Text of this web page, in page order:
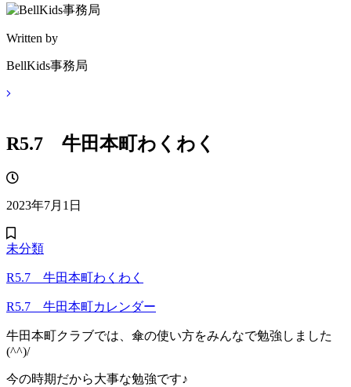
Written by
BellKids事務局
R5.7 牛田本町わくわく
2023年7月1日
未分類
R5.7 牛田本町わくわく
R5.7 牛田本町カレンダー
牛田本町クラブでは、傘の使い方をみんなで勉強しました
(^^)/
今の時期だから大事な勉強です♪